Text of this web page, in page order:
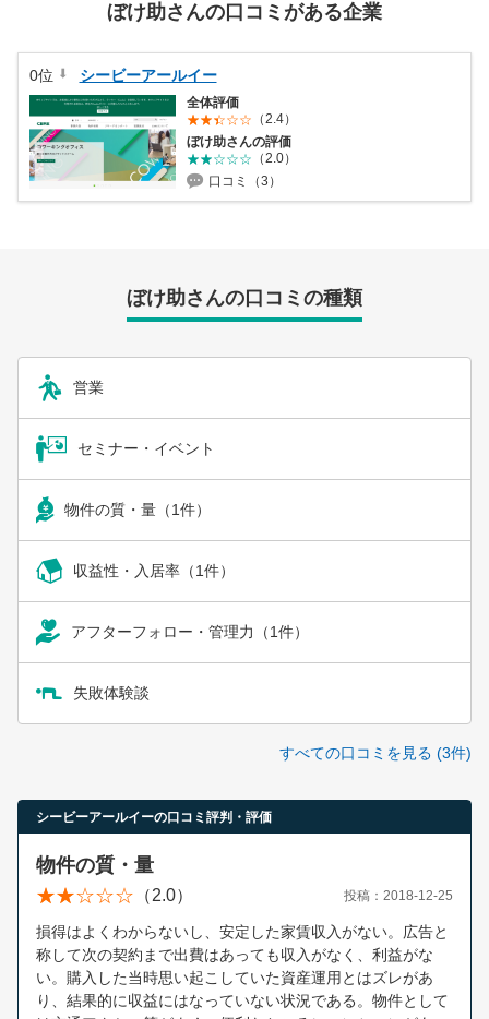
ぼけ助さんの口コミがある企業
0位 シービーアールイー
全体評価
（2.4）
ぼけ助さんの評価
（2.0）
口コミ（3）
ぼけ助さんの口コミの種類
営業
セミナー・イベント
物件の質・量（1件）
収益性・入居率（1件）
アフターフォロー・管理力（1件）
失敗体験談
すべての口コミを見る (3件)
シービーアールイーの口コミ評判・評価
物件の質・量
（2.0） 投稿：2018-12-25
損得はよくわからないし、安定した家賃収入がない。広告と
称して次の契約まで出費はあっても収入がなく、利益がな
い。購入した当時思い起こしていた資産運用とはズレがあ
り、結果的に収益にはなっていない状況である。物件として